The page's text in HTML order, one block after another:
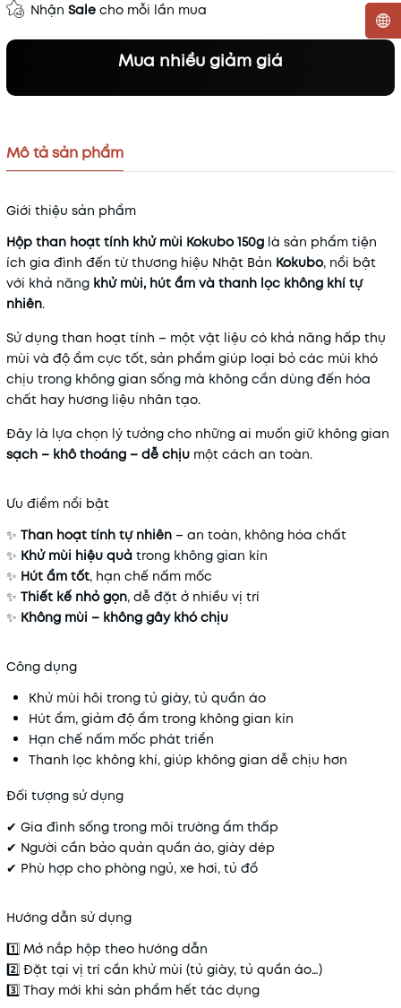
Nhận Sale cho mỗi lần mua
Mua nhiều giảm giá
Điều kiện:
Mô tả sản phẩm
Giới thiệu sản phẩm
Hộp than hoạt tính khử mùi Kokubo 150g là sản phẩm tiện
ích gia đình đến từ thương hiệu Nhật Bản Kokubo, nổi bật
với khả năng khử mùi, hút ẩm và thanh lọc không khí tự
nhiên.
Sử dụng than hoạt tính – một vật liệu có khả năng hấp thụ
mùi và độ ẩm cực tốt, sản phẩm giúp loại bỏ các mùi khó
chịu trong không gian sống mà không cần dùng đến hóa
chất hay hương liệu nhân tạo.
Đây là lựa chọn lý tưởng cho những ai muốn giữ không gian
sạch – khô thoáng – dễ chịu một cách an toàn.
Ưu điểm nổi bật
✨ Than hoạt tính tự nhiên – an toàn, không hóa chất
✨ Khử mùi hiệu quả trong không gian kín
✨ Hút ẩm tốt, hạn chế nấm mốc
✨ Thiết kế nhỏ gọn, dễ đặt ở nhiều vị trí
✨ Không mùi – không gây khó chịu
Công dụng
Khử mùi hôi trong tủ giày, tủ quần áo
Hút ẩm, giảm độ ẩm trong không gian kín
Hạn chế nấm mốc phát triển
Thanh lọc không khí, giúp không gian dễ chịu hơn
Đối tượng sử dụng
✔ Gia đình sống trong môi trường ẩm thấp
✔ Người cần bảo quản quần áo, giày dép
✔ Phù hợp cho phòng ngủ, xe hơi, tủ đồ
Hướng dẫn sử dụng
1️⃣ Mở nắp hộp theo hướng dẫn
2️⃣ Đặt tại vị trí cần khử mùi (tủ giày, tủ quần áo…)
3️⃣ Thay mới khi sản phẩm hết tác dụng